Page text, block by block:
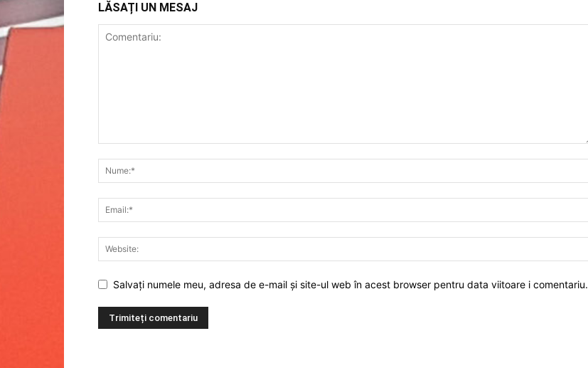
LĂSAȚI UN MESAJ
Salvați numele meu, adresa de e-mail și site-ul web în acest browser pentru data viitoare i comentariu.